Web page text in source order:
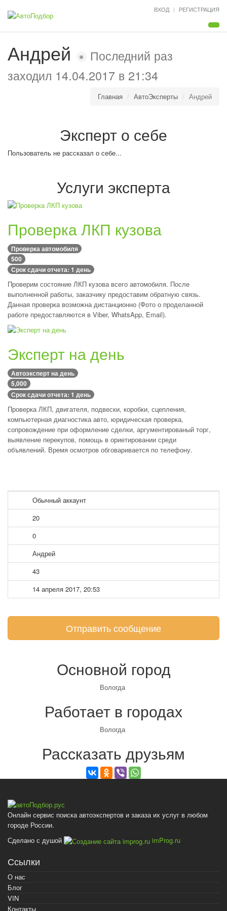
ВХОД РЕГИСТРАЦИЯ
Андрей
Последний раз
заходил 14.04.2017 в 21:34
Главная АвтоЭксперты Андрей
Эксперт о себе
Пользователь не рассказал о себе...
Услуги эксперта
Проверка ЛКП кузова
Проверка автомобиля
500
Срок сдачи отчета: 1 день
Проверим состояние ЛКП кузова всего автомобиля. После
выполненной работы, заказчику предоставим обратную связь.
Данная проверка возможна дистанционно (Фото о проделанной
работе предоставляются в Viber, WhatsApp, Email).
Эксперт на день
Автоэксперт на день
5,000
Срок сдачи отчета: 1 день
Проверка ЛКП, двигателя, подвески, коробки, сцепления,
компьютерная диагностика авто, юридическая проверка,
сопровождение при оформление сделки, аргументированый торг,
выявление перекупов, помощь в ориетировании среди
объявлений. Время осмотров обговаривается по телефону.
Обычный аккаунт
20
0
Андрей
43
14 апреля 2017, 20:53
Отправить сообщение
Основной город
Вологда
Работает в городах
Вологда
Рассказать друзьям
Онлайн сервис поиска автоэкспертов и заказа их услуг в любом
городе России.
Сделано с душой
imProg.ru
Ссылки
О нас
Блог
VIN
Контакты